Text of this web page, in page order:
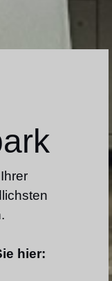
hier: